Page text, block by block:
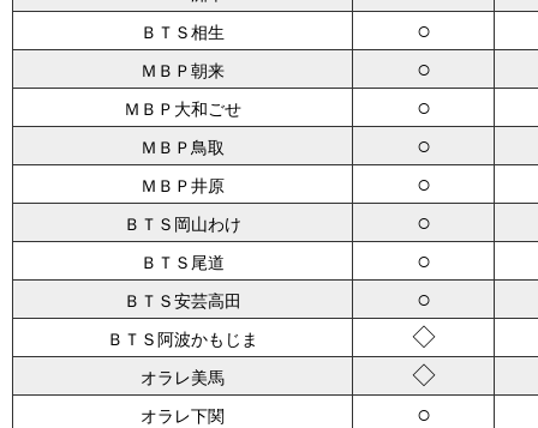
ＢＴＳ相生 ○
ＭＢＰ朝来 ○
ＭＢＰ大和ごせ ○
ＭＢＰ鳥取 ○
ＭＢＰ井原 ○
ＢＴＳ岡山わけ ○
ＢＴＳ尾道 ○
ＢＴＳ安芸高田 ○
ＢＴＳ阿波かもじま ◇
オラレ美馬 ◇
オラレ下関 ○